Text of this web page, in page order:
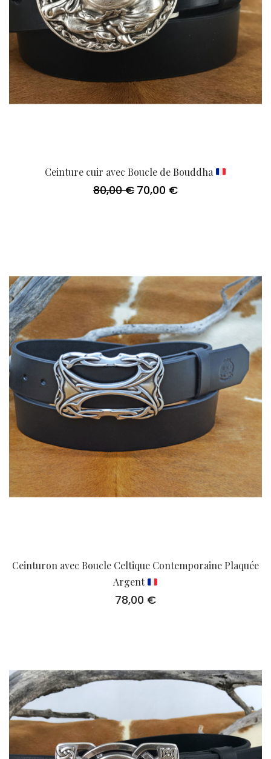
Ceinture cuir avec Boucle de Bouddha
80,00€ Le
70,00 €Le
Ceinturon avec Boucle Celtique Contemporaine Plaquée
Argent
78,00 €